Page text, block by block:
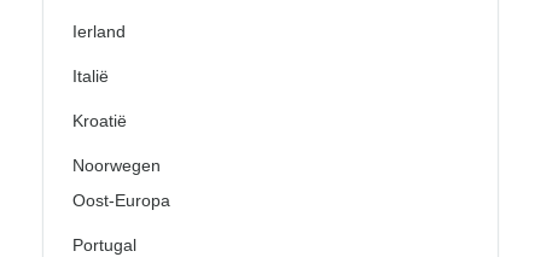
Ierland
Italië
Kroatië
Noorwegen
Oost-Europa
Portugal